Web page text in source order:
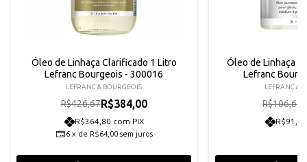
Óleo de Linhaça Clarificado 1 Litro
Lefranc Bourgeois - 300016
LEFRANC & BOURGEOIS
R$426,67R$384,00
R$364,80 com PIX
6 x de R$64,00 sem juros
Óleo de Linhaça
Lefranc
LEFRANC &
R$106,67